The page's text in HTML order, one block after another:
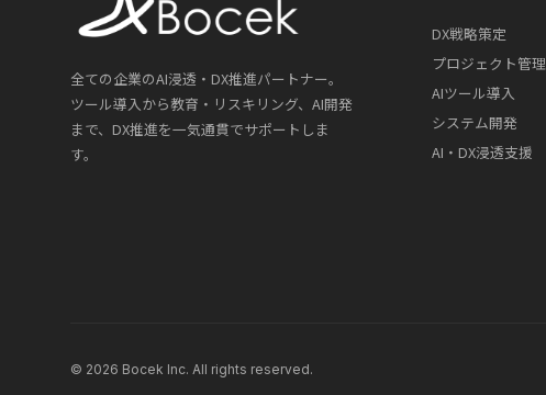
全ての企業のAI浸透・DX推進パートナー。
ツール導入から教育・リスキリング、AI開発
まで、DX推進を一気通貫でサポートしま
す。
DX戦略策定
プロジェクト管理
AIツール導入
システム開発
AI・DX浸透支援
© 2026 Bocek Inc. All rights reserved.